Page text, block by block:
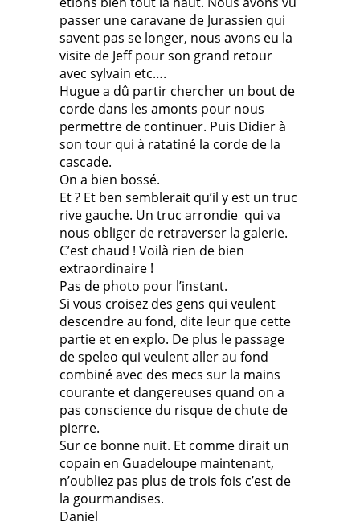
passer une caravane de Jurassien qui
savent pas se longer, nous avons eu la
visite de Jeff pour son grand retour
avec sylvain etc….
Hugue a dû partir chercher un bout de
corde dans les amonts pour nous
permettre de continuer. Puis Didier à
son tour qui à ratatiné la corde de la
cascade.
On a bien bossé.
Et ? Et ben semblerait qu’il y est un truc
rive gauche. Un truc arrondie qui va
nous obliger de retraverser la galerie.
C’est chaud ! Voilà rien de bien
extraordinaire !
Pas de photo pour l’instant.
Si vous croisez des gens qui veulent
descendre au fond, dite leur que cette
partie et en explo. De plus le passage
de speleo qui veulent aller au fond
combiné avec des mecs sur la mains
courante et dangereuses quand on a
pas conscience du risque de chute de
pierre.
Sur ce bonne nuit. Et comme dirait un
copain en Guadeloupe maintenant,
n’oubliez pas plus de trois fois c’est de
la gourmandises.
Daniel